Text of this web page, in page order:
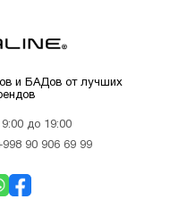
и БАДов от лучших
до 19:00
90 906 69 99